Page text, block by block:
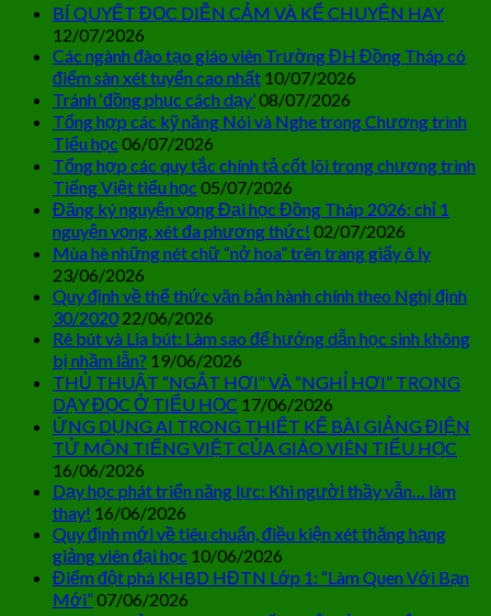
BÍ QUYẾT ĐỌC DIỄN CẢM VÀ KỂ CHUYỆN HAY
12/07/2026
Các ngành đào tạo giáo viên Trường ĐH Đồng Tháp có
điểm sàn xét tuyển cao nhất 10/07/2026
Tránh ‘đồng phục cách dạy’08/07/2026
Tổng hợp các kỹ năng Nói và Nghe trong Chương trình
Tiểu học 06/07/2026
Tổng hợp các quy tắc chính tả cốt lõi trong chương trình
Tiếng Việt tiểu học 05/07/2026
Đăng ký nguyện vọng Đại học Đồng Tháp 2026: chỉ 1
nguyện vọng, xét đa phương thức! 02/07/2026
Mùa hè những nét chữ “nở hoa” trên trang giấy ô ly
23/06/2026
Quy định về thể thức văn bản hành chính theo Nghị định
30/2020 22/06/2026
Rê bút và Lia bút: Làm sao để hướng dẫn học sinh không
bị nhầm lẫn? 19/06/2026
THỦ THUẬT “NGẮT HƠI” VÀ “NGHỈ HƠI” TRONG
DẠY ĐỌC Ở TIỂU HỌC 17/06/2026
ỨNG DỤNG AI TRONG THIẾT KẾ BÀI GIẢNG ĐIỆN
TỬ MÔN TIẾNG VIỆT CỦA GIÁO VIÊN TIỂU HỌC
16/06/2026
Dạy học phát triển năng lực: Khi người thầy vẫn… làm
thay! 16/06/2026
Quy định mới về tiêu chuẩn, điều kiện xét thăng hạng
giảng viên đại học 10/06/2026
Điểm đột phá KHBD HĐTN Lớp 1: “Làm Quen Với Bạn
Mới”07/06/2026